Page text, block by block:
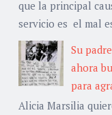
que la principal
servicio es el mal
Su
ahora
para
Alicia Marsilia